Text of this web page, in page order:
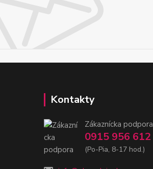
Kontakty
Zákaznícka podpora
0915 956 612
(Po-Pia, 8-17 hod.)